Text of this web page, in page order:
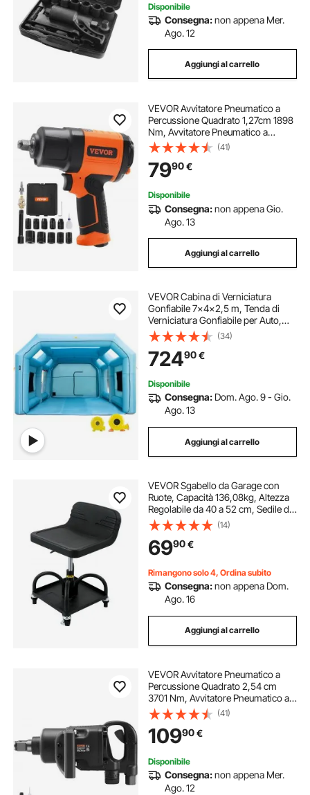
Disponibile
Consegna:non appena Mer.
Ago. 12
Aggiungi al carrello
VEVOR Avvitatore Pneumatico a
Percussione Quadrato 1,27cm 1898
Nm, Avvitatore Pneumatico a
Impulsi Pressione tra 6,2-8,3bar
Velocità Max. 8000giri/min per
Riparazioni Auto Veicoli da Officina
Garage
(41)
7990€
Disponibile
Consegna:non appena Gio.
Ago. 13
Aggiungi al carrello
VEVOR Cabina di Verniciatura
Gonfiabile 7x4x2,5 m, Tenda di
Verniciatura Gonfiabile per Auto,
Sistema di Filtrazione, a Oxford,
Postazione di Verniciatura
Automobilistica, Garage, Officina
(34)
72490€
Disponibile
Consegna: Dom. Ago. 9 - Gio.
Ago. 13
Aggiungi al carrello
VEVOR Sgabello da Garage con
Ruote, Capacità 136,08kg, Altezza
Regolabile da 40 a 52 cm, Sedile da
Meccanico con Ruote Girevoli a 360
Gradi e Vassoio per Attrezzi,
Officina Riparazioni Auto
(14)
6990€
Rimangono solo 4, Ordina subito
Consegna:non appena Dom.
Ago. 16
Aggiungi al carrello
VEVOR Avvitatore Pneumatico a
Percussione Quadrato 2,54 cm
3701 Nm, Avvitatore Pneumatico a
Impulsi Pressione max. 13,8 bar
Velocità Max. 6000 giri/min per
Riparazioni Auto Veicoli da Officina
Garage
(41)
10990€
Disponibile
Consegna:non appena Mer.
Ago. 12